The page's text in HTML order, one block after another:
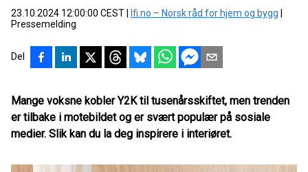
23.10.2024 12:00:00 CEST Ifi.no – Norsk råd for hjem og bygg
Pressemelding
Del
Mange voksne kobler Y2K til tusenårsskiftet, men trenden
er tilbake i motebildet og er svært populær på sosiale
medier. Slik kan du la deg inspirere i interiøret.